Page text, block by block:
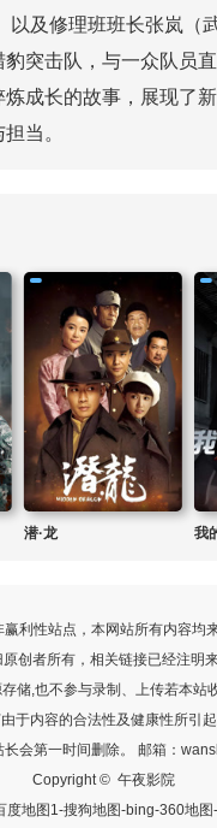
以及修理班班长张岚（
突击队，与一众队员
成长的故事，展现了
当。
潜·龙 我
利性站点，本网站所有内容均
创者所有，相关链接已经注明
储,也不参与录制、上传若本站
于内容的合法性及健康性所引
长会第一时间删除。 邮箱：
Copyright © 午夜影院
度地图1-搜狗地图-bing-360地图-